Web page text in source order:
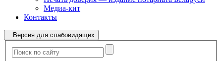
Медиа-кит
Контакты
Версия для слабовидящих